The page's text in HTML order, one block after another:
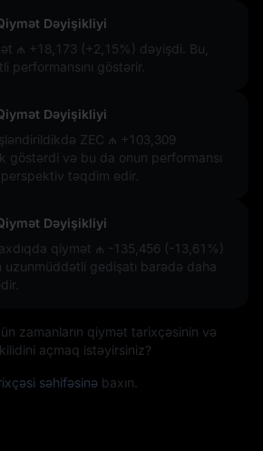
Dəyişikliyi
₼ +18,173 (+2,15%) dəyişdi. Bu,
performansını göstərir.
Dəyişikliyi
ZEC ₼ +103,309
göstərdi və bu da onun performansı
təqdim edir.
Dəyişikliyi
qiymət ₼ -135,456 (-13,61%)
uzunmüddətli gedişatı barədə daha
zamanların qiymət tarixçəsinin və
açmaq istəyirsiniz?
səhifəsinə baxın.